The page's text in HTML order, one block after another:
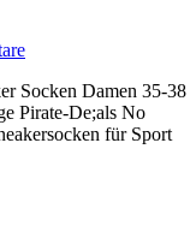
Socken Damen 35-38
Pirate-De;als No
für Sport